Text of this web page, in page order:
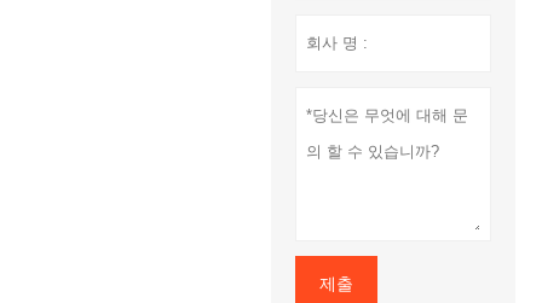
제출